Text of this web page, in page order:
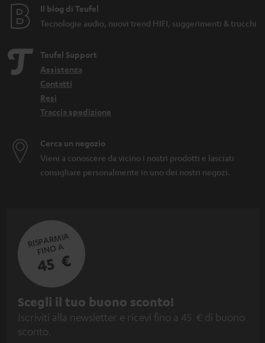
Il blog di Teufel
Tecnologie audio, nuovi trend HIFI, suggerimenti & trucchi
Teufel Support
Assistenza
Contatti
Resi
Traccia spedizione
Cerca un negozio
Vieni a conoscere da vicino i nostri prodotti e lasciati
consigliare personalmente in uno dei nostri negozi.
RISPARMIA
FINO A
45 €
I
s
c
Scegli il tuo buono sconto!
Iscriviti alla newsletter e ricevi fino a 45 € di buono
sconto.